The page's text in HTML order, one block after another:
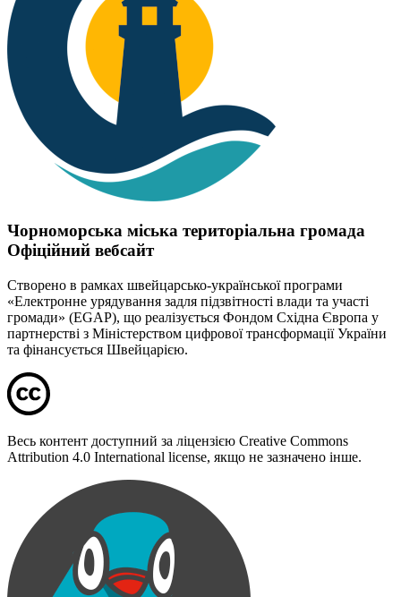
Чорноморська міська територіальна громада
Офіційний вебсайт
Створено в рамках швейцарсько-української програми
«Електронне урядування задля підзвітності влади та участі
громади» (EGAP), що реалізується Фондом Східна Європа у
партнерстві з Міністерством цифрової трансформації України
та фінансується Швейцарією.
Весь контент доступний за ліцензією Creative Commons
Attribution 4.0 International license, якщо не зазначено інше.